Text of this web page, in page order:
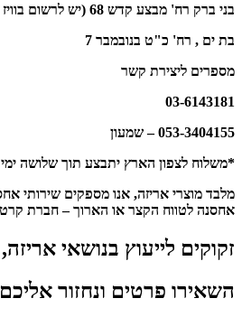
בני ברק רח' מבצע קדש 68 (יש לרשום בוויז 'המומחים באחסנה')
בת ים , רח' כ"ט בנובמבר 7
מספרים ליצירת קשר
03-6143181
053-3404155 – שמעון
*משלוח לצפון הארץ יתבצע תוך שלושה
מלבד מוצרי אריזה, אנו מספקים שירותי
אחסנה לטווח הקצר או הארוך – חברת
זקוקים לייעוץ בנושאי
השאירו פרטים ונחזור